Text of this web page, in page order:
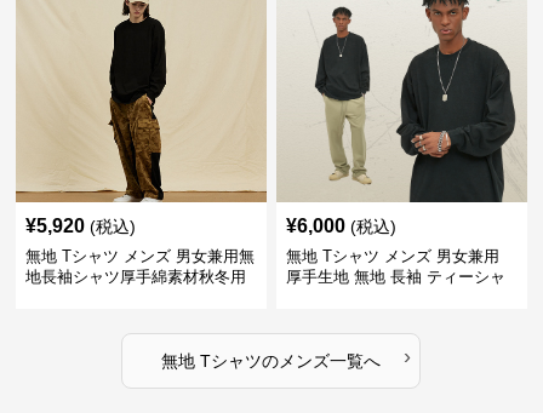
¥5,920 (税込)
無地 Tシャツ メンズ 男女兼用無
地長袖シャツ厚手綿素材秋冬用
¥6,000 (税込)
無地 Tシャツ メンズ 男女兼用
厚手生地 無地 長袖 ティーシャ
無地 Tシャツの メンズ一覧へ ›